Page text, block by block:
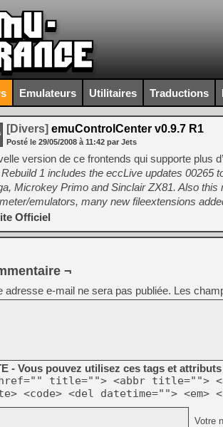
Emulateurs Utilitaires Traductions
[Divers] emuControlCenter v0.9.7 R1
Posté le 29/05/2008 à 11:42 par Jets
version de ce frontends qui supporte plus
1 includes the eccLive updates 00265
Microkey Primo and Sinclair ZX81. Also
emulators, many new fileextensions
Officiel
¬
adresse e-mail ne sera pas publiée. Les
- Vous pouvez utilisez ces tags et
title=""> <abbr title="">
<code> <del datetime="">
Votre